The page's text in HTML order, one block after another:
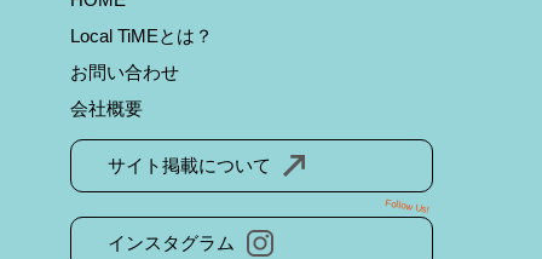
Local TiMEとは？
お問い合わせ
会社概要
サイト掲載について
インスタグラム
Follow Us!